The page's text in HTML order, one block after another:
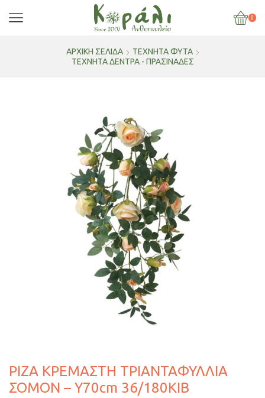
0
ΑΡΧΙΚΉ ΣΕΛΊΔΑ
ΤΕΧΝΗΤΑ ΦΥΤΑ
ΤΕΧΝΗΤΆ ΔΈΝΤΡΑ - ΠΡΑΣΙΝΆΔΕΣ
ΡΙΖΑ ΚΡΕΜΑΣΤΗ ΤΡΙΑΝΤΑΦΥΛΛΙΑ
ΣΟΜΟΝ – Υ70cm 36/180ΚΙΒ